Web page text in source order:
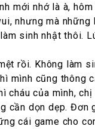
mới nhớ là à,
nhưng mà
sinh nhật thôi.
rồi. Không làm
mình cũng
của mình,
dọn dẹp.
cái game cho